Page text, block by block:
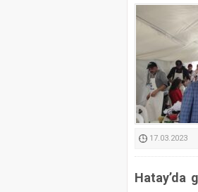
17.03.2023
Hatay’da